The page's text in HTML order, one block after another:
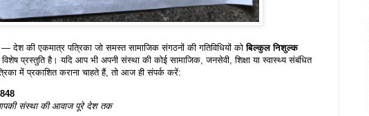
देश की एकमात्र पत्रिका जो समस्त सामाजिक संगठनों की गतिविधियों कोबिल्कुल निशुल्क
प्रस्तुति है। यदि आप भी अपनी संस्था की कोई सामाजिक, जनसेवी, शिक्षा या स्वास्थ्य संबंधित
में प्रकाशित कराना चाहते हैं, तो आज ही संपर्क करें:
संस्था की आवाज पूरे देश तक